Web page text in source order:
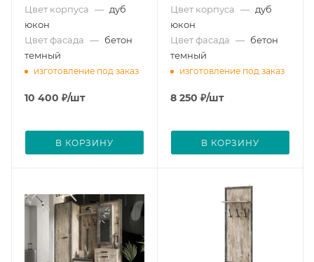
Цвет корпуса — дуб
юкон
Цвет фасада — бетон
темный
изготовление под заказ
10 400 ₽/шт
В КОРЗИНУ
Цвет корпуса — дуб
юкон
Цвет фасада — бетон
темный
изготовление под заказ
8 250 ₽/шт
В КОРЗИНУ